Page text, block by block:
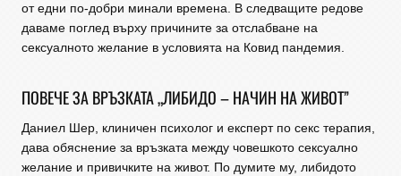
от едни по-добри минали времена. В следващите редове
даваме поглед върху причините за отслабване на
сексуалното желание в условията на Ковид пандемия.
ПОВЕЧЕ ЗА ВРЪЗКАТА „ЛИБИДО – НАЧИН НА ЖИВОТ”
Даниел Шер, клиничен психолог и експерт по секс терапия,
дава обяснение за връзката между човешкото сексуално
желание и привичките на живот. По думите му, либидото